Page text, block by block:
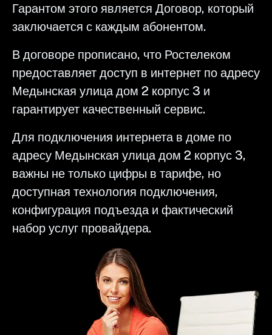
Гарантом этого является Договор, который
заключается с каждым абонентом.
В договоре прописано, что Ростелеком
предоставляет доступ в интернет по адресу
Медынская улица дом 2 корпус 3 и
гарантирует качественный сервис.
Для подключения интернета в доме по
адресу Медынская улица дом 2 корпус 3,
важны не только цифры в тарифе, но
доступная технология подключения,
конфигурация подъезда и фактический
набор услуг провайдера.